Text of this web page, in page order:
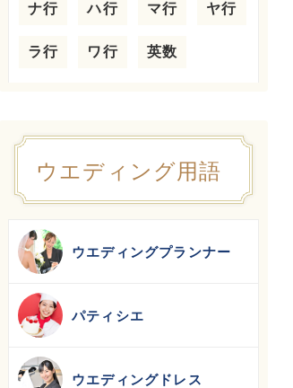
ナ行 ハ行 マ行 ヤ行
ラ行 ワ行 英数
ウエディング用語
ウエディングプランナー
パティシエ
ウエディングドレス